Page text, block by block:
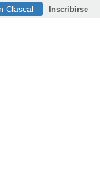
Clascal Inscribirse